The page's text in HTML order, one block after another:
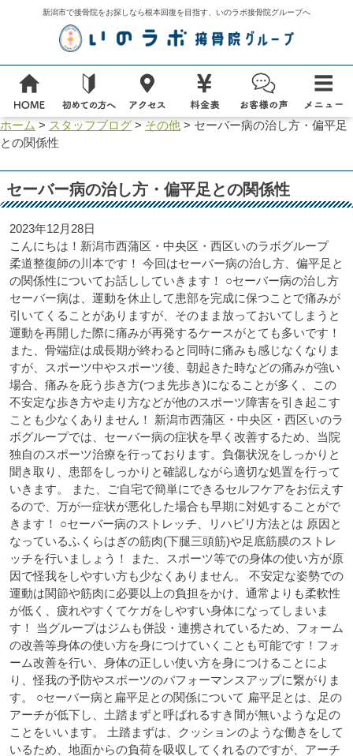
新潟市で接骨院をお探しなら根本回復を目指す、いのラボ接骨院グループへ
ホーム > スタッフブログ> その他 > セーバー病の治し方・偏平足
との関係性
セーバー病の治し方・偏平足との関係性
2023年12月28日
こんにちは！新潟市西蒲区・中央区・西区いのラボグループ
柔道整復師の川本です！ 今回はセーバー病の治し方、偏平足と
の関係性についてお話ししていきます！
○セーバー病の治し方
セーバー病は、運動を休止して患部を完成に保つことで痛みが
引いてくることがありますが、そのまま放っておいてしまうと
運動を再開した際に痛みが再発するケースがとても多いです！
また、骨端症は成長期が終わると同時に痛みも感じなくなりま
すが、スポーツ中やスポーツ後、朝起きた時などの痛みが強い
場合、痛みを庇う歩き方(つま先歩き)になることが多く、この
不安定な歩き方や走り方などが他のスポーツ障害を引き起こす
ことも少なくありません！
新潟市西蒲区・中央区・西区いのラ
ボグループでは、セーバー病の症状を早く改善するため、当院
独自のスポーツ治療を行っております。負傷状況をしっかりと
聞き取り、患部をしっかりと確認しながら適切な処置を行って
いきます。
また、ご自宅で簡単にできるセルフケアをお伝えす
るので、万が一症状が悪化した場合も早期に対処することがで
きます！
○セーバー病のストレッチ、リハビリ方法とは 原因と
なっているふくらはぎの筋肉(下腿三頭筋)や足底筋膜のストレ
ッチを行いましょう！
また、スポーツ等での身体の使い方が原
因で怪我をしやすい方も少なくありません。
不安定な姿勢での
運動は関節や筋肉に必要以上の負担をかけ、通常よりも柔軟性
が低く、疲れやすくてケガをしやすい身体になってしまいま
す！
当グループはジムも併設・連携されているため、フォーム
の改善等身体の使い方を身につけていくことも可能です！フォ
ーム改善を行い、身体の正しい使い方を身につけることによ
り、怪我の予防やスポーツのパフォーマンスアップに繋がりま
す。
○セーバー病と扁平足との関係について 扁平足とは、足の
アーチが低下し、土踏まずと呼ばれるすき間が無いような足の
ことをいいます。
土踏まずは、クッションのような働きをして
いるため、地面からの負荷を吸収してくれるのですが、アーチ